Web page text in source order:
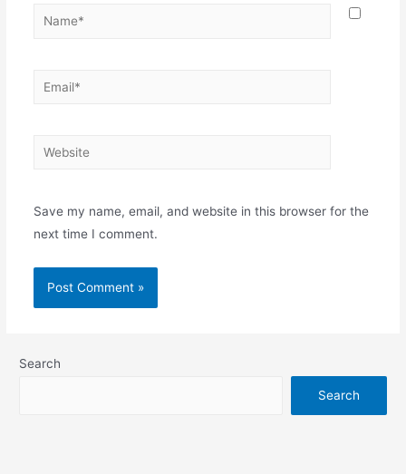
Name*
Email*
Website
Save my name, email, and website in this browser for the
next time I comment.
Search
Search